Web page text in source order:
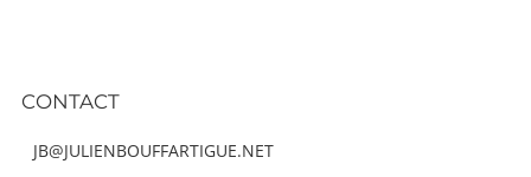
CONTACT
JB@JULIENBOUFFARTIGUE.NET